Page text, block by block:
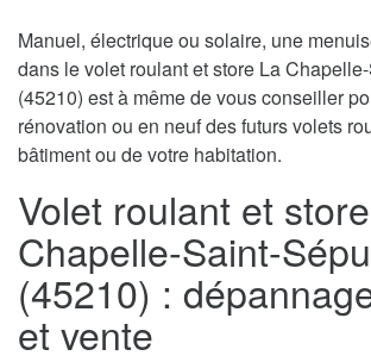
Manuel, électrique ou solaire, une
dans le volet roulant et store La
(45210) est à même de vous conseiller
rénovation ou en neuf des futurs volets
bâtiment ou de votre habitation.
Volet roulant et
Chapelle-Saint-
(45210) :
et vente